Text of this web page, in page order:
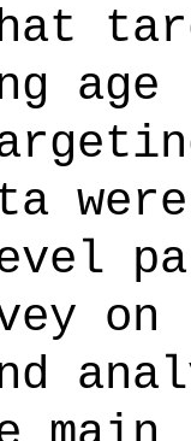
that
age